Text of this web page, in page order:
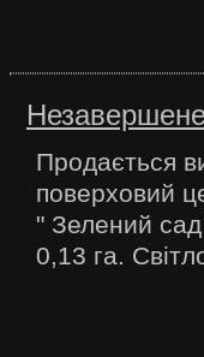
Продається
поверховий
" Зелений сад
0,13 га.